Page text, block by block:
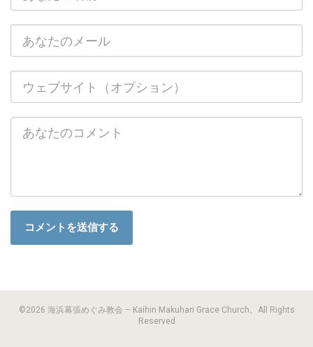
©2026 海浜幕張めぐみ教会 – Kaihin Makuhari Grace Church。All Rights
Reserved